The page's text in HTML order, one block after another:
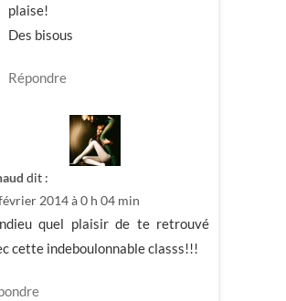
plaise!
Des bisous
Répondre
dit :
2014 à 0 h 04 min
quel plaisir de te retrouvé
cette indeboulonnable classs!!!